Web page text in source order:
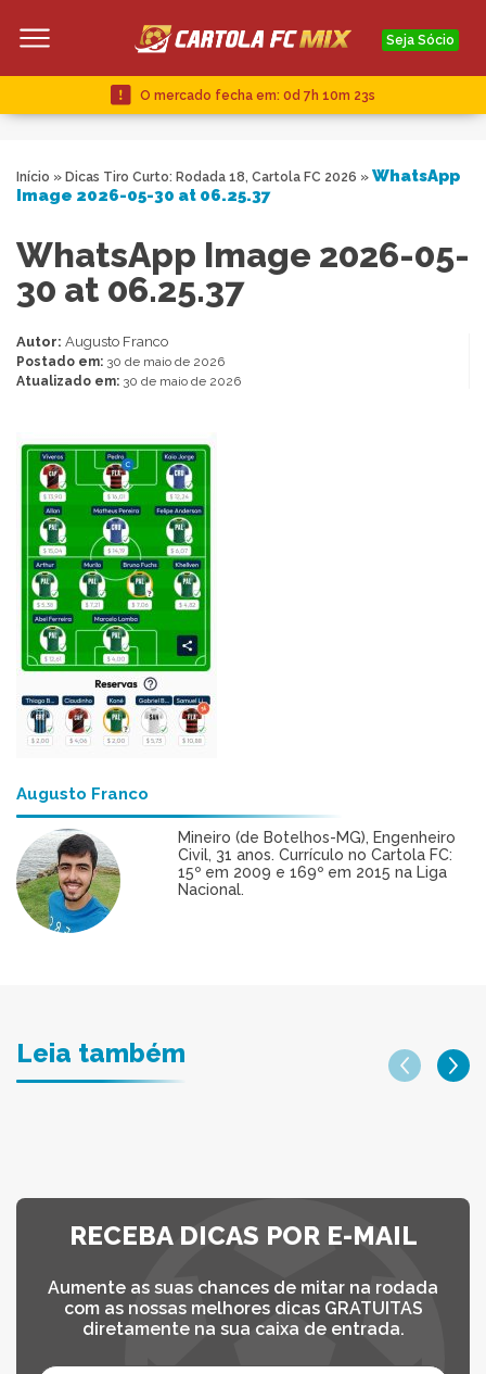
Seja Sócio
O mercado fecha em: 0d 7h 10m 22s
Início » Dicas Tiro Curto: Rodada 18, Cartola FC 2026 » WhatsApp
Image 2026-05-30 at 06.25.37
WhatsApp Image 2026-05-
30 at 06.25.37
Autor: Augusto Franco
Postado em: 30 de maio de 2026
Atualizado em: 30 de maio de 2026
Augusto Franco
Mineiro (de Botelhos-MG), Engenheiro
Civil, 31 anos. Currículo no Cartola FC:
15º em 2009 e 169º em 2015 na Liga
Nacional.
Leia também
RECEBA DICAS POR E-MAIL
Aumente as suas chances de mitar na rodada
com as nossas melhores dicas GRATUITAS
diretamente na sua caixa de entrada.